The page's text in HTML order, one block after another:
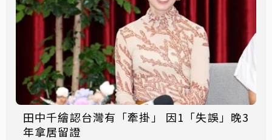
田中千繪認台灣有「牽掛」 因1「失誤」晚3
年拿居留證